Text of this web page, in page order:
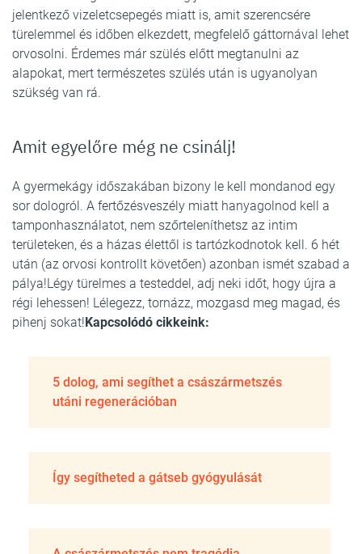
jelentkező vizeletcsepegés miatt is, amit szerencsére
türelemmel és időben elkezdett, megfelelő gáttornával lehet
orvosolni. Érdemes már szülés előtt megtanulni az
alapokat, mert természetes szülés után is ugyanolyan
szükség van rá.
Amit egyelőre még ne csinálj!
A gyermekágy időszakában bizony le kell mondanod egy
sor dologról. A fertőzésveszély miatt hanyagolnod kell a
tamponhasználatot, nem szőrteleníthetsz az intim
területeken, és a házas élettől is tartózkodnotok kell. 6 hét
után (az orvosi kontrollt követően) azonban ismét szabad a
pálya!Légy türelmes a testeddel, adj neki időt, hogy újra a
régi lehessen! Lélegezz, tornázz, mozgasd meg magad, és
pihenj sokat!Kapcsolódó cikkeink:
5 dolog, ami segíthet a császármetszés
utáni regenerációban
Így segítheted a gátseb gyógyulását